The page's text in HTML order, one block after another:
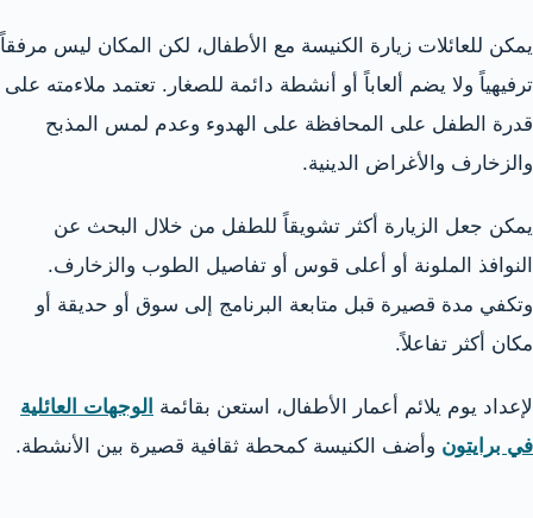
يمكن للعائلات زيارة الكنيسة مع الأطفال، لكن المكان ليس مرفقاً
ترفيهياً ولا يضم ألعاباً أو أنشطة دائمة للصغار. تعتمد ملاءمته على
قدرة الطفل على المحافظة على الهدوء وعدم لمس المذبح
والزخارف والأغراض الدينية.
يمكن جعل الزيارة أكثر تشويقاً للطفل من خلال البحث عن
النوافذ الملونة أو أعلى قوس أو تفاصيل الطوب والزخارف.
وتكفي مدة قصيرة قبل متابعة البرنامج إلى سوق أو حديقة أو
مكان أكثر تفاعلاً.
لإعداد يوم يلائم أعمار الأطفال، استعن بقائمة الوجهات العائلية
في برايتون وأضف الكنيسة كمحطة ثقافية قصيرة بين الأنشطة.